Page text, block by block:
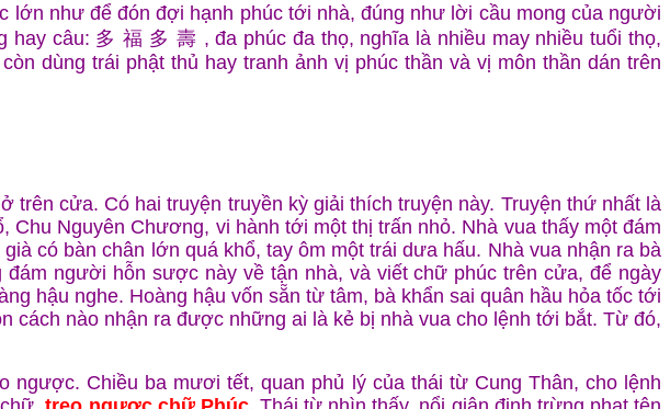
như để đón đợi hạnh phúc tới nhà, đúng như lời cầu mong của người
câu: 多 福 多 壽 , đa phúc đa thọ, nghĩa là nhiều may nhiều tuổi thọ,
dùng trái phật thủ hay tranh ảnh vị phúc thần và vị môn thần dán trên
cửa. Có hai truyện truyền kỳ giải thích truyện này. Truyện thứ nhất là
Nguyên Chương, vi hành tới một thị trấn nhỏ. Nhà vua thấy một đám
có bàn chân lớn quá khổ, tay ôm một trái dưa hấu. Nhà vua nhận ra bà
người hỗn sược này về tận nhà, và viết chữ phúc trên cửa, để ngày
hậu nghe. Hoàng hậu vốn sẵn từ tâm, bà khẩn sai quân hầu hỏa tốc tới
cách nào nhận ra được những ai là kẻ bị nhà vua cho lệnh tới bắt. Từ đó,
Chiều ba mươi tết, quan phủ lý của thái từ Cung Thân, cho lệnh